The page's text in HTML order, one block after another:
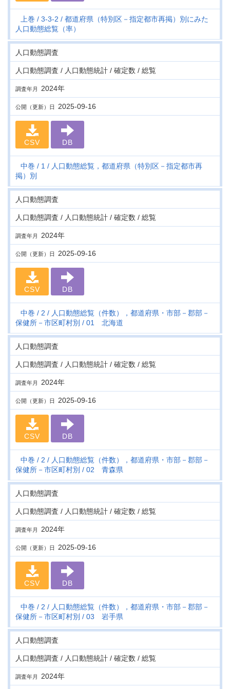
上巻 3-3-2
都道府県（特別区－指定都市再掲）別にみた
人口動態総覧（率）
人口動態調査
人口動態調査 / 人口動態統計 / 確定数 / 総覧
調査年月 2024年
公開（更新）日 2025-09-16
CSV DB
中巻 1
人口動態総覧，都道府県（特別区－指定都市再
掲）別
人口動態調査
人口動態調査 / 人口動態統計 / 確定数 / 総覧
調査年月 2024年
公開（更新）日 2025-09-16
CSV DB
中巻 2
人口動態総覧（件数），都道府県・市部－郡部－
保健所－市区町村別
01 北海道
人口動態調査
人口動態調査 / 人口動態統計 / 確定数 / 総覧
調査年月 2024年
公開（更新）日 2025-09-16
CSV DB
中巻 2
人口動態総覧（件数），都道府県・市部－郡部－
保健所－市区町村別
02 青森県
人口動態調査
人口動態調査 / 人口動態統計 / 確定数 / 総覧
調査年月 2024年
公開（更新）日 2025-09-16
CSV DB
中巻 2
人口動態総覧（件数），都道府県・市部－郡部－
保健所－市区町村別
03 岩手県
人口動態調査
人口動態調査 / 人口動態統計 / 確定数 / 総覧
調査年月 2024年